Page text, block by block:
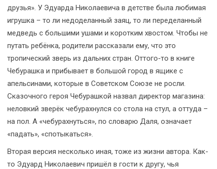
друзья». У Эдуарда Николаевича в детстве была любимая
игрушка – то ли недоделанный заяц, то ли переделанный
медведь с большими ушами и коротким хвостом. Чтобы не
путать ребёнка, родители рассказали ему, что это
тропический зверь из дальних стран. Оттого-то в книге
Чебурашка и прибывает в большой город в ящике с
апельсинами, которые в Советском Союзе не росли.
Сказочного героя Чебурашкой назвал директор магазина:
неловкий зверёк чебурахнулся со стола на стул, а оттуда –
на пол. А «чебурахнуться», по словарю Даля, означает
«падать», «спотыкаться».
Вторая версия несколько иная, тоже из жизни автора. Как-
то Эдуард Николаевич пришёл в гости к другу, чья